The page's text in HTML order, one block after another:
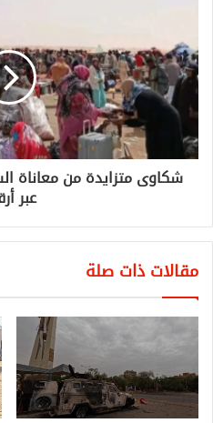
شكاوى متزايدة من معاناة
عبر
مقالات ذات صلة